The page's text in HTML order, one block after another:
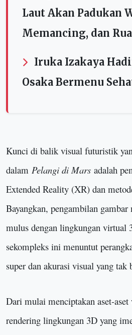
Laut Akan Padukan
Memancing, dan
Iruka Izakaya
Osaka Bermenu
Kunci di balik visual futuristik
dalam Pelangi di Mars adalah
Extended Reality (XR) dan
Bayangkan, pengambilan gambar
mulus dengan lingkungan virtual
sekompleks ini menuntut
super dan akurasi visual yang tak
Dari mulai menciptakan aset-
rendering lingkungan 3D yang